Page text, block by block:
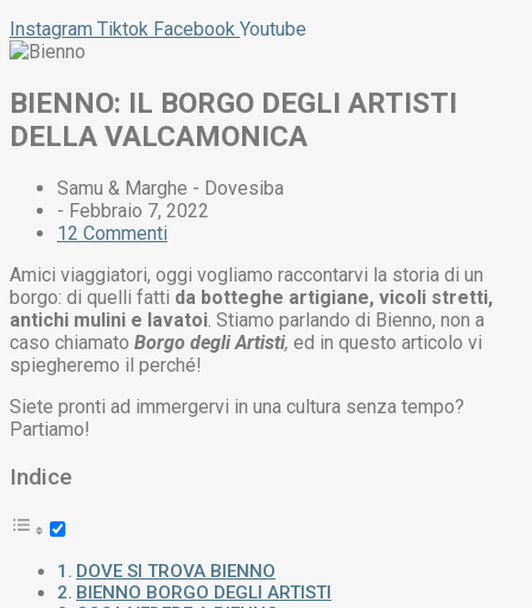
Instagram Tiktok Facebook Youtube
BIENNO: IL BORGO DEGLI ARTISTI
DELLA VALCAMONICA
Samu & Marghe - Dovesiba
- Febbraio 7, 2022
12 Commenti
Amici viaggiatori, oggi vogliamo raccontarvi la storia di un
borgo: di quelli fatti da botteghe artigiane, vicoli stretti,
antichi mulini e lavatoi. Stiamo parlando di Bienno, non a
caso chiamato Borgo degli Artisti, ed in questo articolo vi
spiegheremo il perché!
Siete pronti ad immergervi in una cultura senza tempo?
Partiamo!
Indice
DOVE SI TROVA BIENNO
BIENNO BORGO DEGLI ARTISTI